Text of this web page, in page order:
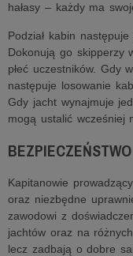
hałasy – każdy ma
Podział kabin
Dokonują go skipperzy
płeć uczestników. Gdy
następuje losowanie
Gdy jacht wynajmuje
mogą ustalić wcześniej
BEZPIECZEŃSTWO
Kapitanowie
oraz niezbędne
zawodowi z
jachtów oraz na
lecz zadbają o dobre